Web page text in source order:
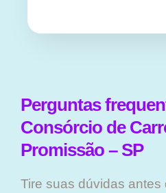
Perguntas
Consórcio de
Promissão – SP
Tire suas dúvidas antes